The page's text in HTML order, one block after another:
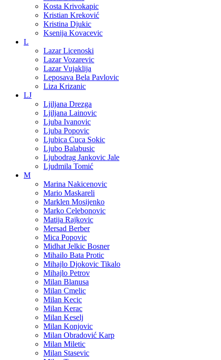
Kosta Krivokapic
Kristian Kreković
Kristina Djukic
Ksenija Kovacevic
L
Lazar Licenoski
Lazar Vozarevic
Lazar Vujaklija
Leposava Bela Pavlovic
Liza Krizanic
LJ
Ljiljana Drezga
Ljiljana Lainovic
Ljuba Ivanovic
Ljuba Popovic
Ljubica Cuca Sokic
Ljubo Balabusic
Ljubodrag Jankovic Jale
Ljudmila Tomić
M
Marina Nakicenovic
Mario Maskareli
Marklen Mosijenko
Marko Celebonovic
Matija Rajkovic
Mersad Berber
Mica Popovic
Midhat Jelkic Bosner
Mihailo Bata Protic
Mihajlo Djokovic Tikalo
Mihajlo Petrov
Milan Blanusa
Milan Cmelic
Milan Kecic
Milan Kerac
Milan Keselj
Milan Konjovic
Milan Obradović Karp
Milan Miletic
Milan Stasevic